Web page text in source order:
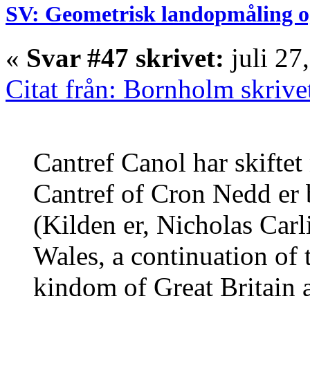
SV: Geometrisk landopmåling
« Svar #47 skrivet: juli
Citat från: Bornholm
Cantref Canol har
Cantref of Cron Nedd
(Kilden er, Nicholas
Wales, a continuation
kindom of Great Britain